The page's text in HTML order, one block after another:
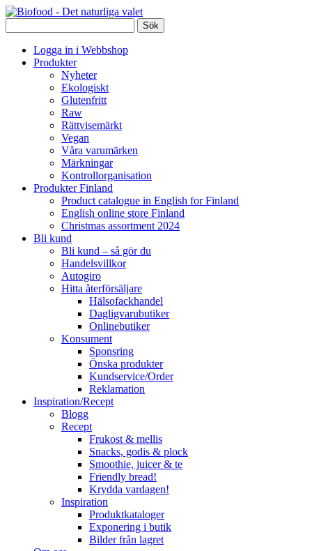
Logga in i Webbshop
Produkter
Nyheter
Ekologiskt
Glutenfritt
Raw
Rättvisemärkt
Vegan
Våra varumärken
Märkningar
Kontrollorganisation
Produkter Finland
Product catalogue in English for Finland
English online store Finland
Christmas assortment 2024
Bli kund
Bli kund – så gör du
Handelsvillkor
Autogiro
Hitta återförsäljare
Hälsofackhandel
Dagligvarubutiker
Onlinebutiker
Konsument
Sponsring
Önska produkter
Kundservice/Order
Reklamation
Inspiration/Recept
Blogg
Recept
Frukost & mellis
Snacks, godis & plock
Smoothie, juicer & te
Friendly bread!
Krydda vardagen!
Inspiration
Produktkataloger
Exponering i butik
Bilder från lagret